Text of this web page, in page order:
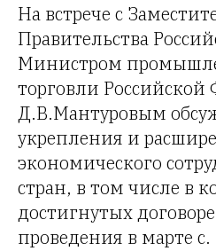
На встрече с
Правительства
Министром
торговли Российской
Д.В.Мантуровым
укрепления и
экономического
стран, в том числе в
достигнутых
проведения в марте с.